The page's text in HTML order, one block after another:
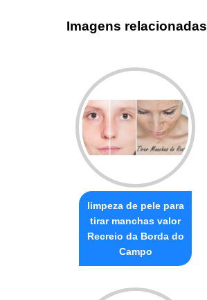
Imagens relacionadas
limpeza de pele para
tirar manchas valor
Recreio da Borda do
Campo